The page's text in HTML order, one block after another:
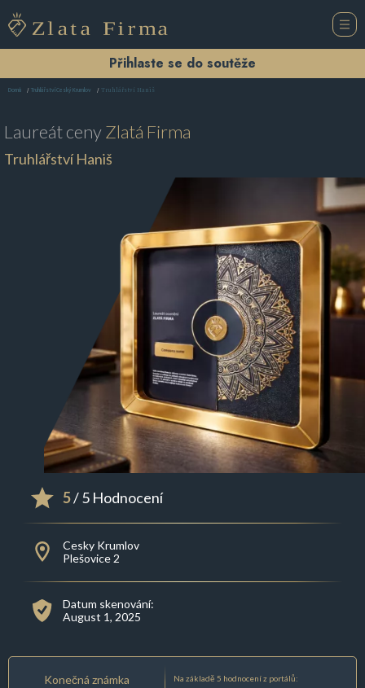
Přihlaste se do soutěže
Domů Truhlářství Český Krumlov Truhlářství Haniš
Laureát cenyZlatá Firma
Truhlářství Haniš
5/ 5 Hodnocení
Cesky Krumlov
Plešovice 2
Datum skenování:
August 1, 2025
Konečná známka Na základě 5 hodnocení z portálů: